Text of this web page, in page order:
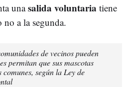
unasalida voluntaria tiene
a la segunda.
de vecinos pueden
permitan que sus mascotas
comunes, según la Ley de